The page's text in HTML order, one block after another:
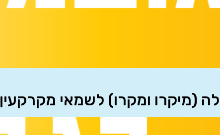
(מיקרו ומקרו) לשמאי מקרקעין